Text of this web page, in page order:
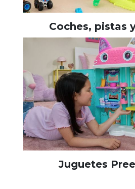
Coches, pistas
Juguetes